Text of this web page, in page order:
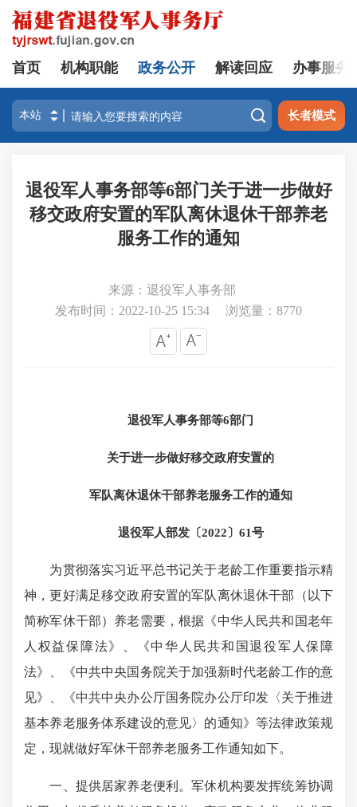
首页 机构职能 政务公开 解读回应 办事服务
 长者模式
退役军人事务部等6部门关于进一步做好
移交政府安置的军队离休退休干部养老
服务工作的通知
来源：退役军人事务部
发布时间：2022-10-25 15:34
浏览量： 8770
退役军人事务部等6部门
关于进一步做好移交政府安置的
军队离休退休干部养老服务工作的通知
退役军人部发〔2022〕61号
为贯彻落实习近平总书记关于老龄工作重要指示精
神，更好满足移交政府安置的军队离休退休干部（以下
简称军休干部）养老需要，根据《中华人民共和国老年
人权益保障法》、《中华人民共和国退役军人保障
法》、《中共中央国务院关于加强新时代老龄工作的意
见》、《中共中央办公厅国务院办公厅印发〈关于推进
基本养老服务体系建设的意见〉的通知》等法律政策规
定，现就做好军休干部养老服务工作通知如下。
一、提供居家养老便利。军休机构要发挥统筹协调